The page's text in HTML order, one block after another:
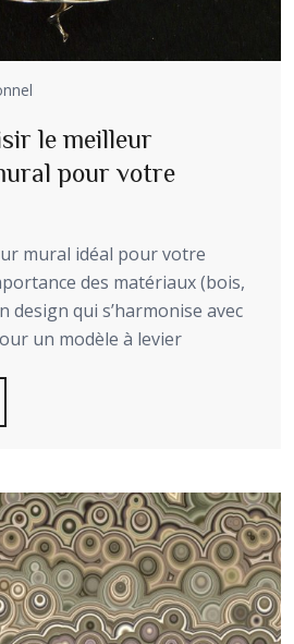
le meilleur
pour votre
mural idéal pour votre
des matériaux (bois,
design qui s’harmonise avec
un modèle à levier